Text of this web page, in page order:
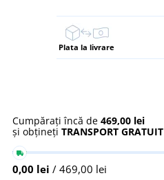
Plata la livrare
Cumpărați încă de 469,00 lei
și obțineți TRANSPORT GRATUIT
0,00 lei / 469,00 lei